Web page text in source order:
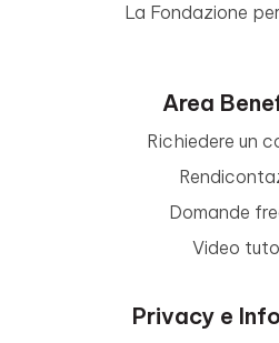
La Fondazione
Area
Richiedere un
Domande
Video
Privacy e